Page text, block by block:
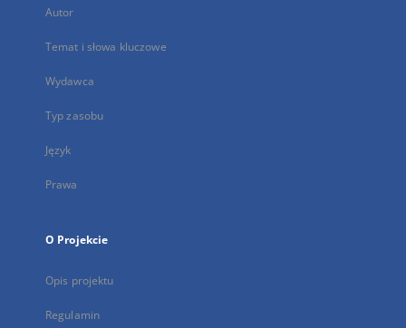
Autor
Temat i słowa kluczowe
Wydawca
Typ zasobu
Język
Prawa
O Projekcie
Opis projektu
Regulamin